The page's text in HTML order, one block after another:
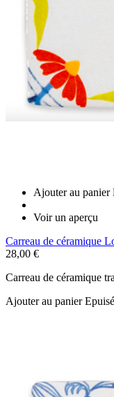
Ajouter au panier
Voir un aperçu
Carreau de céramique
28,00 €
Carreau de céramique
Ajouter au panierEpuisé